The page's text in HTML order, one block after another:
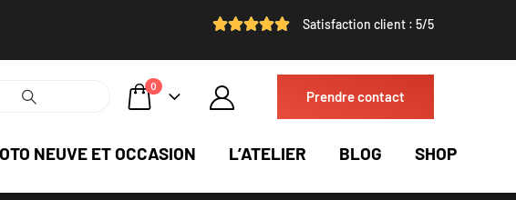
Satisfaction client : 5/5
0
Prendre contact
NEUVE ET OCCASION L’ATELIER BLOG SHOP